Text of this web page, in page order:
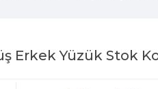
Erkek Yüzük Stok